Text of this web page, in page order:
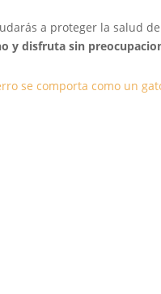
a proteger la salud
y disfruta sin
se comporta como un